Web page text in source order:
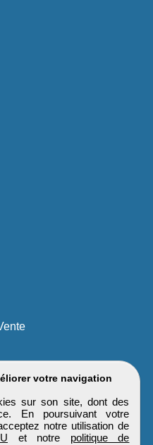
votre navigation
sur son site, dont des
En poursuivant votre
notre utilisation de
et notre politique de